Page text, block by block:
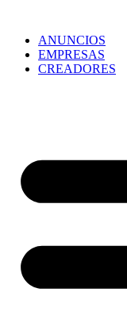
ANUNCIOS
EMPRESAS
CREADORES